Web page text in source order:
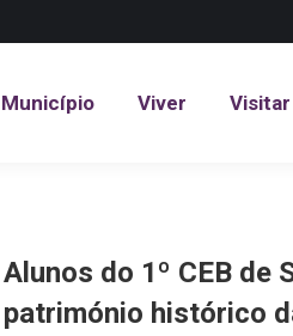
Município Viver Visitar
Alunos do 1º CEB de
património histórico
Município Viver Visitar